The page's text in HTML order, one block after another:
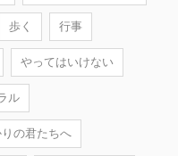
歩く 行事
やってはいけない
ル
の君たちへ